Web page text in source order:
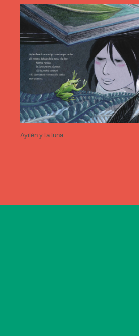
Ayilén y la luna